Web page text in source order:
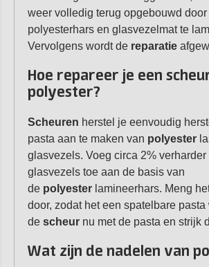
weer volledig terug opgebouwd door
polyesterhars en glasvezelmat te
Vervolgens wordt de reparatie
Hoe repareer je een
polyester?
Scheuren herstel je eenvoudig
pasta aan te maken van polyester
glasvezels. Voeg circa 2% verharder
glasvezels toe aan de basis van
de polyesterlamineerhars. Meng
door, zodat het een spatelbare pasta
de scheurnu met de pasta en strijk
Wat zijn de nadelen van